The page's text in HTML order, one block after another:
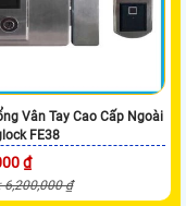
Vân Tay Cao Cấp Ngoài
FE38
₫
6,200,000 ₫